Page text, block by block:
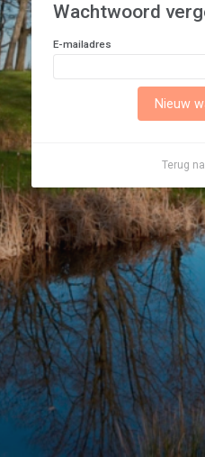
Wachtwoord
E-mailadres
Nieuw
Terug